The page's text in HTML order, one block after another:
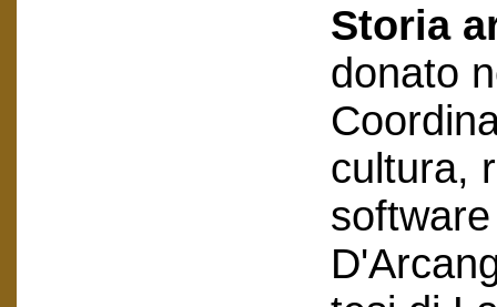
Storia
donato
cultura,